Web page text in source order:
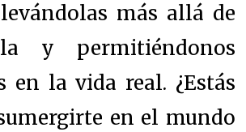
más allá de
y permitiéndonos
en la vida real. ¿Estás
en el mundo